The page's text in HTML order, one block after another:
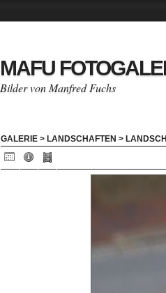
MAFU
Bilder von Manfred Fuchs
GALERIE > LANDSCHAFTEN >